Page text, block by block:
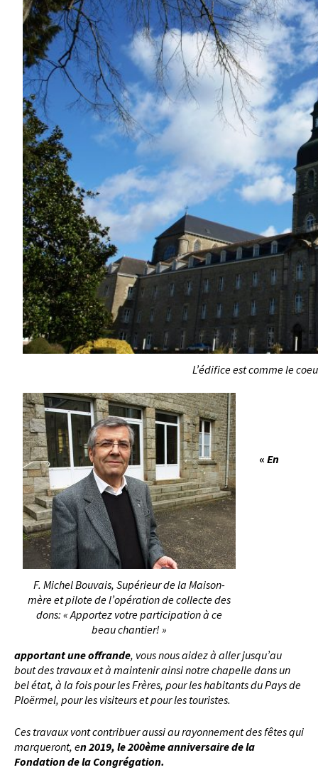
L’édifice est comme le
F. Michel Bouvais, Supérieur de la Maison-
mère et pilote de l’opération de collecte des
dons: « Apportez votre participation à ce
beau chantier! »
« En
apportant une offrande, vous nous aidez à aller jusqu’au
bout des travaux et à maintenir ainsi notre chapelle dans un
bel état, à la fois pour les Frères, pour les habitants du Pays de
Ploërmel, pour les visiteurs et pour les touristes.
Ces travaux vont contribuer aussi au rayonnement des fêtes qui
marqueront, en 2019, le 200ème anniversaire de la
Fondation de la Congrégation.